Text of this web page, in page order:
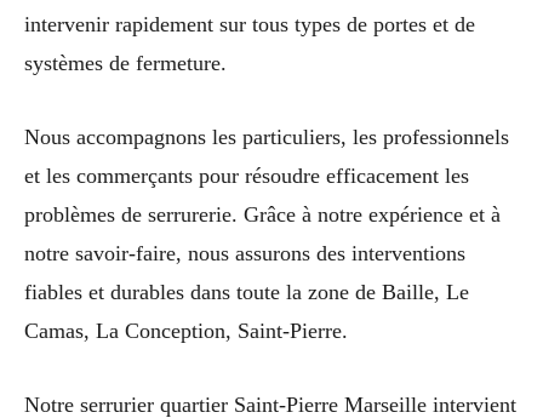
intervenir rapidement sur tous types de portes et de
systèmes de fermeture.
Nous accompagnons les particuliers, les professionnels
et les commerçants pour résoudre efficacement les
problèmes de serrurerie. Grâce à notre expérience et à
notre savoir-faire, nous assurons des interventions
fiables et durables dans toute la zone de Baille, Le
Camas, La Conception, Saint-Pierre.
Notre serrurier quartier Saint-Pierre Marseille intervient